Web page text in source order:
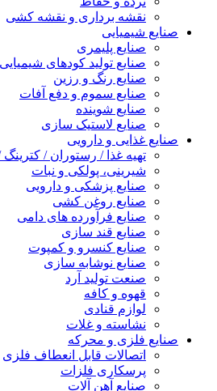
نقشه برداری و نقشه کشی
صنایع شیمیایی
صنایع پلیمری
صنایع تولید کودهای شیمیایی
صنایع رنگ و رزین
صنایع سموم و دفع آفات
صنایع شوینده
صنایع لاستیک سازی
صنایع غذایی و دارویی
تهیه غذا / رستوران / کترینگ
شیرینی، پولکی و نبات
صنایع پزشکی و دارویی
صنایع روغن کشی
صنایع فرآورده های دامی
صنایع قند سازی
صنایع کنسرو و کمپوت
صنایع نوشابه سازی
صنعت تولید آرد
قهوه و کافه
لوازم قنادی
نشاسته و غلات
صنایع فلزی و محرکه
اتصالات قابل انعطاف فلزی
پرسکاری فلزات
صنایع آهن آلات